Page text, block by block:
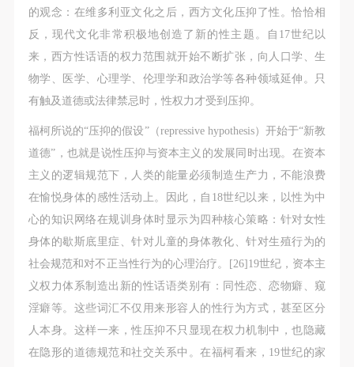
的观念：在维多利亚文化之后，西方文化压抑了性。恰恰相
反，现代文化非常积极地创造了新的性主题。自17世纪以
来，西方性话语的权力范围就开始不断扩张，向人口学、生
物学、医学、心理学、伦理学和政治学等各种领域延伸。只
有触及道德或法律禁忌时，性权力才受到压抑。
福柯所说的“压抑的假设”（repressive hypothesis）开始于“新教
道德”，也就是说性压抑与资本主义的发展同时出现。在资本
主义的逻辑规范下，人类的能量必须制造生产力，不能浪费
在愉悦身体的感性活动上。因此，自18世纪以来，以性为中
心的知识网络在规训身体时显示为四种核心策略：针对女性
身体的歇斯底里症、针对儿童的身体教化、针对生殖行为的
社会规范和对不正当性行为的心理治疗。[26]19世纪，资本主
义权力体系制造出新的性话语类别有：同性恋、恋物癖、窥
淫癖等。这些词汇不仅用来形容人的性行为方式，甚至区分
人本身。这样一来，性压抑不只显现在权力机制中，也隐藏
在隐形的道德规范和社交关系中。在福柯看来，19世纪的家